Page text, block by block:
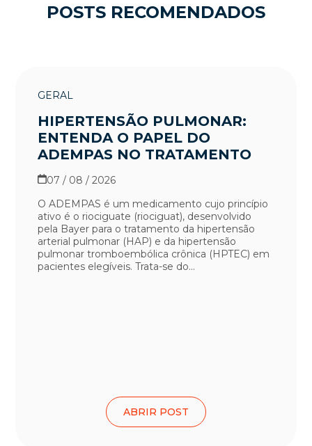
POSTS RECOMENDADOS
GERAL
HIPERTENSÃO PULMONAR:
ENTENDA O PAPEL DO
ADEMPAS NO TRATAMENTO
07 / 08 / 2026
O ADEMPAS é um medicamento cujo princípio
ativo é o riociguate (riociguat), desenvolvido
pela Bayer para o tratamento da hipertensão
arterial pulmonar (HAP) e da hipertensão
pulmonar tromboembólica crônica (HPTEC) em
pacientes elegíveis. Trata-se do...
ABRIR POST